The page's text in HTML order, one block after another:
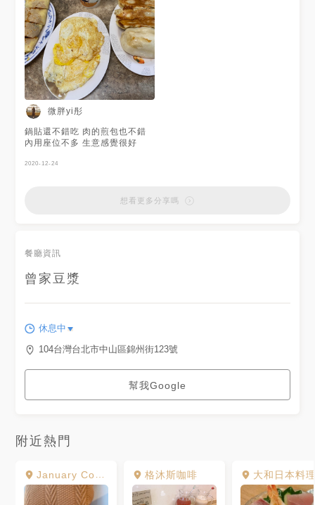
微胖yi彤
鍋貼還不錯吃 肉的煎包也不錯
內用座位不多 生意感覺很好
2020-12-24
想看更多分享嗎
餐廳資訊
曾家豆漿
休息中
104台灣台北市中山區錦州街123號
幫我Google
附近熱門
January Couple 格沐斯咖啡 大和日本料